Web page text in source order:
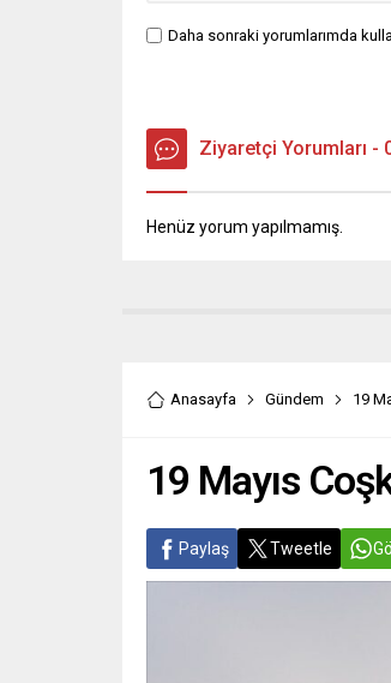
Daha sonraki yorumlarımda
Ziyaretçi Yorumları -
Henüz yorum yapılmamış.
Anasayfa Gündem 19
19 Mayıs
Paylaş Tweetle